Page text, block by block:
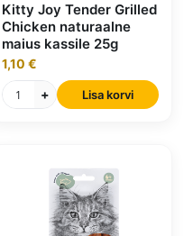
Kitty Joy Tender Grilled
Chicken naturaalne
maius kassile 25g
1,10 €
+
Lisa korvi